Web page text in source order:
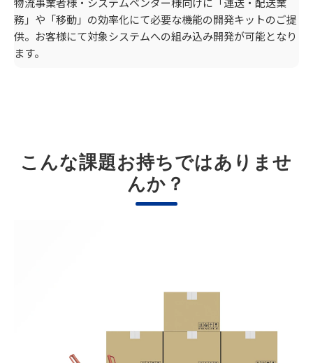
務」や「移動」の効率化にて必要な機能の開発キットのご提
供。お客様にて対象システムへの組み込み開発が可能となり
ます。
こんな課題お持ちではありませ
んか？